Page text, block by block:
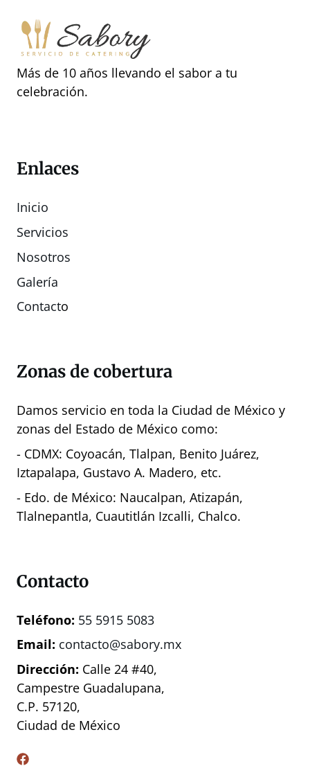
Más de 10 años llevando el sabor a tu
celebración.
Enlaces
Inicio
Servicios
Nosotros
Galería
Contacto
Zonas de cobertura
Damos servicio en toda la Ciudad de México y
zonas del Estado de México como:
- CDMX: Coyoacán, Tlalpan, Benito Juárez,
Iztapalapa, Gustavo A. Madero, etc.
- Edo. de México: Naucalpan, Atizapán,
Tlalnepantla, Cuautitlán Izcalli, Chalco.
Contacto
Teléfono: 55 5915 5083
Email: contacto@sabory.mx
Dirección: Calle 24 #40,
Campestre Guadalupana,
C.P. 57120,
Ciudad de México